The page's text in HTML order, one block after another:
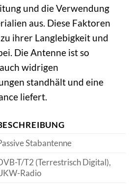
und die Verwendung
aus. Diese Faktoren
ihrer Langlebigkeit und
Die Antenne ist so
widrigen
standhält und eine
liefert.
Stabantenne
T/T2 (Terrestrisch Digital),
Radio